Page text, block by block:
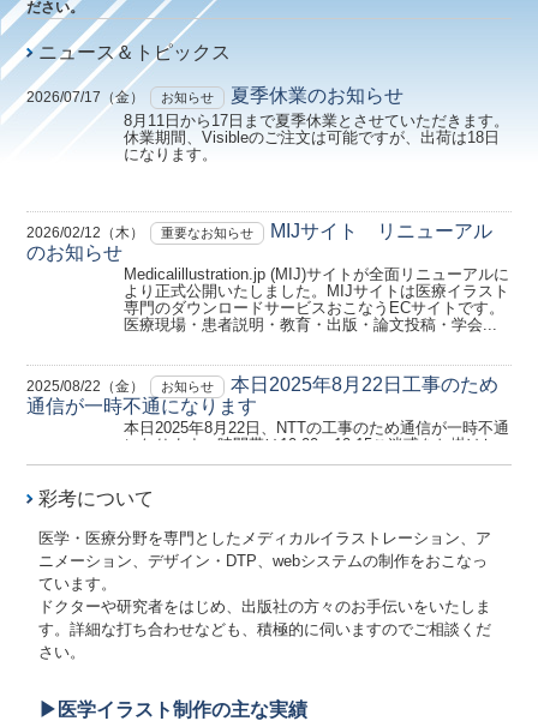
ださい。
ニュース＆トピックス
2026/07/17（金） お知らせ 夏季休業のお知らせ
8月11日から17日まで夏季休業とさせていただきます。
休業期間、Visibleのご注文は可能ですが、出荷は18日
になります。
2026/02/12（木） 重要なお知らせ
MIJサイト リニューアル
のお知らせ
Medicalillustration.jp (MIJ)サイトが全面リニューアルに
より正式公開いたしました。MIJサイトは医療イラスト
専門のダウンロードサービスおこなうECサイトです。
医療現場・患者説明・教育・出版・論文投稿・学会...
2025/08/22（金） お知らせ
本日2025年8月22日工事のため
通信が一時不通になります
本日2025年8月22日、NTTの工事のため通信が一時不通
になります。時間帯は10:00～10:15ご迷惑をお掛けし
ますが、よろしくお願いいたします。
2025/08/13（水） 重要なお知らせ 夏季休業のお知らせ
2025年8月25日から29日まで夏季休業いたします。ご
す。
（22日午前）
2025年7月22日午前中、近隣での通信回線の工事があ
彩考について
医学・医療分野を専門としたメディカルイラストレーション、ア
ニメーション、デザイン・DTP、webシステムの制作をおこなっ
ています。
ドクターや研究者をはじめ、出版社の方々のお手伝いをいたしま
す。詳細な打ち合わせなども、積極的に伺いますのでご相談くだ
さい。
▶医学イラスト制作の主な実績